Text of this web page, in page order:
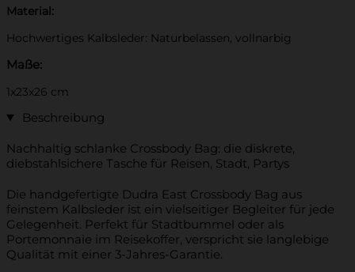
Material:
Hochwertiges Kalbsleder: Naturbelassen, vollnarbig
Maße:
1x23x26 cm
Beschreibung
Nachhaltig schlanke Crossbody Bag: die diskrete,
diebstahlsichere Tasche für Reisen, Stadt, Partys
Die handgefertigte Dudra East Crossbody Bag aus
feinstem Kalbsleder ist ein vielseitiger Begleiter für jede
Gelegenheit. Perfekt für Stadtbummel oder als
Portemonnaie im Reisekoffer, verspricht sie langlebige
Qualität mit einer 3-Jahres-Garantie.